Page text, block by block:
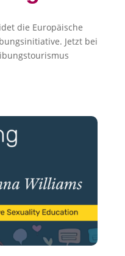
die Europäische
Jetzt bei